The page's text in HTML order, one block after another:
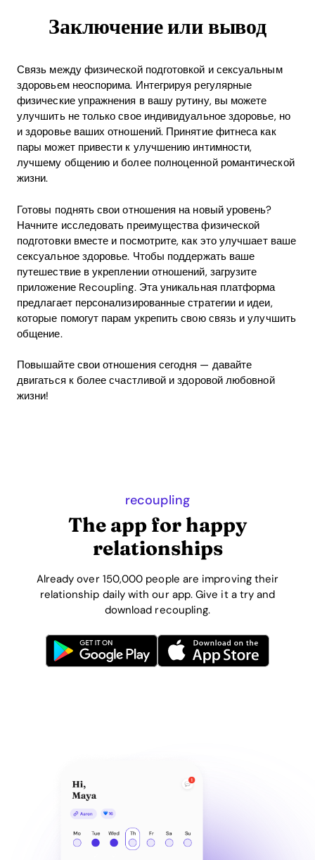
Заключение или вывод
Связь между физической подготовкой и сексуальным
здоровьем неоспорима. Интегрируя регулярные
физические упражнения в вашу рутину, вы можете
улучшить не только свое индивидуальное здоровье, но
и здоровье ваших отношений. Принятие фитнеса как
пары может привести к улучшению интимности,
лучшему общению и более полноценной романтической
жизни.
Готовы поднять свои отношения на новый уровень?
Начните исследовать преимущества физической
подготовки вместе и посмотрите, как это улучшает ваше
сексуальное здоровье. Чтобы поддержать ваше
путешествие в укреплении отношений, загрузите
приложение Recoupling. Эта уникальная платформа
предлагает персонализированные стратегии и идеи,
которые помогут парам укрепить свою связь и улучшить
общение.
Повышайте свои отношения сегодня — давайте
двигаться к более счастливой и здоровой любовной
жизни!
recoupling
The app for happy
relationships
Already over 150,000 people are improving their
relationship daily with our app. Give it a try and
download recoupling.